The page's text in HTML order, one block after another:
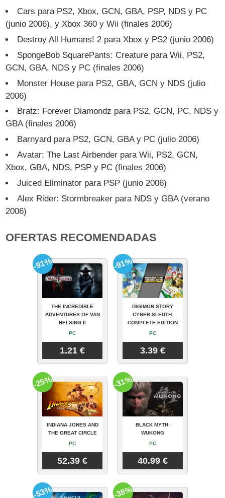
Cars para PS2, Xbox, GCN, GBA, PSP, NDS y PC
(junio 2006), y Xbox 360 y Wii (finales 2006)
Destroy All Humans! 2 para Xbox y PS2 (junio 2006)
SpongeBob SquarePants: Creature para Wii, PS2,
GCN, GBA, NDS y PC (finales 2006)
Monster House para PS2, GBA, GCN y NDS (julio
2006)
Bratz: Forever Diamondz para PS2, GCN, PC, NDS y
GBA (finales 2006)
Barnyard para PS2, GCN, GBA y PC (julio 2006)
Avatar: The Last Airbender para Wii, PS2, GCN,
Xbox, GBA, NDS, PSP y PC (finales 2006)
Juiced Eliminator para PSP (junio 2006)
Alex Rider: Stormbreaker para NDS y GBA (verano
2006)
OFERTAS RECOMENDADAS
THE INCREDIBLE
ADVENTURES OF VAN
HELSING II
PC
1.21 €
-91%
DIGIMON STORY
CYBER SLEUTH:
COMPLETE EDITION
PC
3.39 €
-91%
INDIANA JONES AND
THE GREAT CIRCLE
PC
52.39 €
-25%
BLACK MYTH:
WUKONG
PC
40.99 €
-31%
-53% -38%